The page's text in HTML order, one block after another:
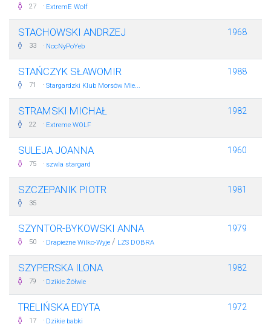
27 · ExtremE Wolf
STACHOWSKI ANDRZEJ
33 · NocNyPoYeb
1968
STAŃCZYK SŁAWOMIR
71 · Stargardzki Klub Morsów Mie...
1988
STRAMSKI MICHAŁ
22 · Extreme WOLF
1982
SULEJA JOANNA
75 · szwla stargard
1960
SZCZEPANIK PIOTR
35
1981
SZYNTOR-BYKOWSKI ANNA
50 · Drapieżne Wilko-Wyje / LZS DOBRA
1979
SZYPERSKA ILONA
79 · Dzikie Żółwie
1982
TRELIŃSKA EDYTA
17 · Dzikie babki
1972